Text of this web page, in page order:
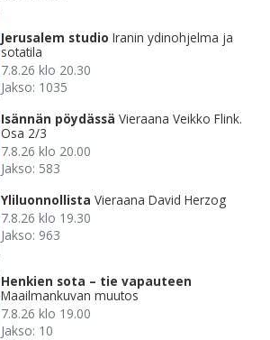
Jerusalem studio Iranin ydinohjelma ja
sotatila
7.8.26 klo 20.30
Jakso: 1035
Isännän pöydässä Vieraana Veikko Flink.
Osa 2/3
7.8.26 klo 20.00
Jakso: 583
Yliluonnollista Vieraana David Herzog
7.8.26 klo 19.30
Jakso: 963
Henkien sota – tie vapauteen
Maailmankuvan muutos
7.8.26 klo 19.00
Jakso: 10